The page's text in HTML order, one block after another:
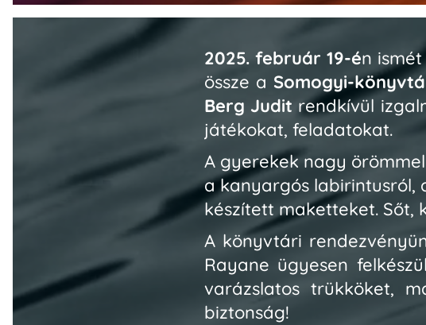
2025. február 19-én
össze a Somogyi-
Berg Judit rendkívül
játékokat, feladatokat.
A gyerekek nagy
a kanyargós labirintusról,
készített maketteket. Sőt,
A könyvtári
Rayane ügyesen
varázslatos trükköket,
biztonság!